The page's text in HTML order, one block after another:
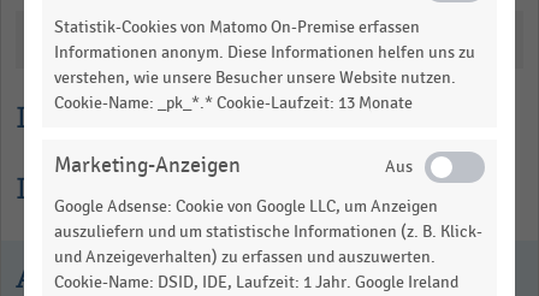
Lesehilfe
Informationen zur Statistik
Katalogisierung
Ausgewählte Statistiken
Statistik-Cookies von Matomo On-Premise erfassen
Informationen anonym. Diese Informationen helfen uns zu
verstehen, wie unsere Besucher unsere Website nutzen.
Cookie-Name: _pk_*.* Cookie-Laufzeit: 13 Monate
Marketing-Anzeigen
Google Adsense: Cookie von Google LLC, um Anzeigen
auszuliefern und um statistische Informationen (z. B. Klick-
und Anzeigeverhalten) zu erfassen und auszuwerten.
Cookie-Name: DSID, IDE, Laufzeit: 1 Jahr. Google Ireland